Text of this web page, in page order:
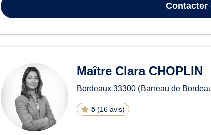
Contacter
Maître Clara CHOPLIN
Bordeaux 33300 (Barreau de
5 (16 avis)